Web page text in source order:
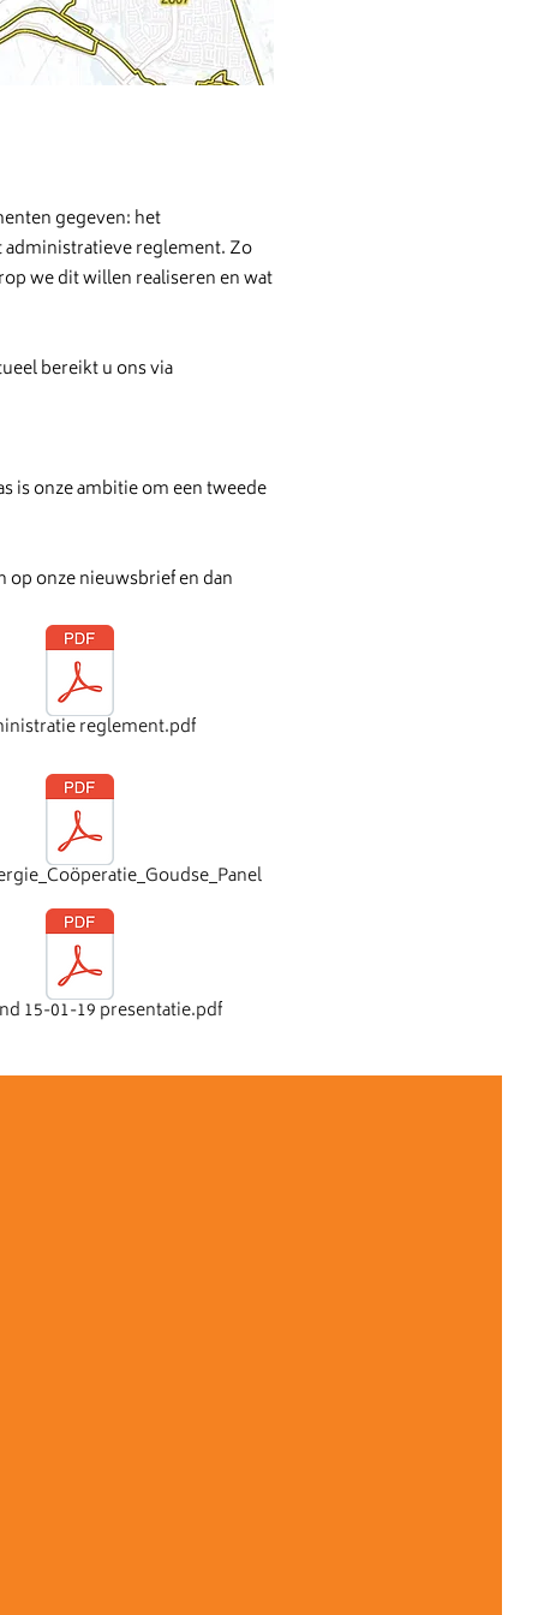
gegeven: het
reglement. Zo
we dit willen realiseren en wat
bereikt u ons via
is onze ambitie om een tweede
op onze nieuwsbrief en dan
reglement.pdf
15-01-19 presentatie.pdf